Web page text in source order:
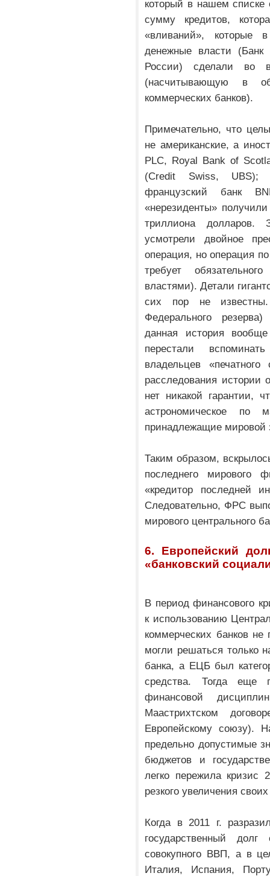
который в нашем списке
сумму кредитов,
«вливаний», которые
денежные власти
России) сделали во
(насчитывающую в
коммерческих банков).
Примечательно, что
не американские, а
PLC, Royal Bank of
(Credit Swiss, UBS);
французский банк
«нерезиденты»
триллиона долларов.
усмотрели двойное
операция, но операция
требует
властями). Детали
сих пор не известны.
Федерального
данная история
перестали
владельцев «печатного
расследования истории
нет никакой гарантии,
астрономическое по
принадлежащие мировой
Таким образом,
последнего мирового
«кредитор последней
Следовательно, ФРС
мирового центрального
6. Европейский
«банковский
В период финансового
к использованию
коммерческих банков не
могли решаться только
банка, а ЕЦБ был
средства. Тогда еще
финансовой
Маастрихтском
Европейскому союзу).
предельно допустимые
бюджетов и
легко пережила кризис
резкого увеличения
Когда в 2011 г.
государственный
совокупного ВВП, а в
Италия, Испания,